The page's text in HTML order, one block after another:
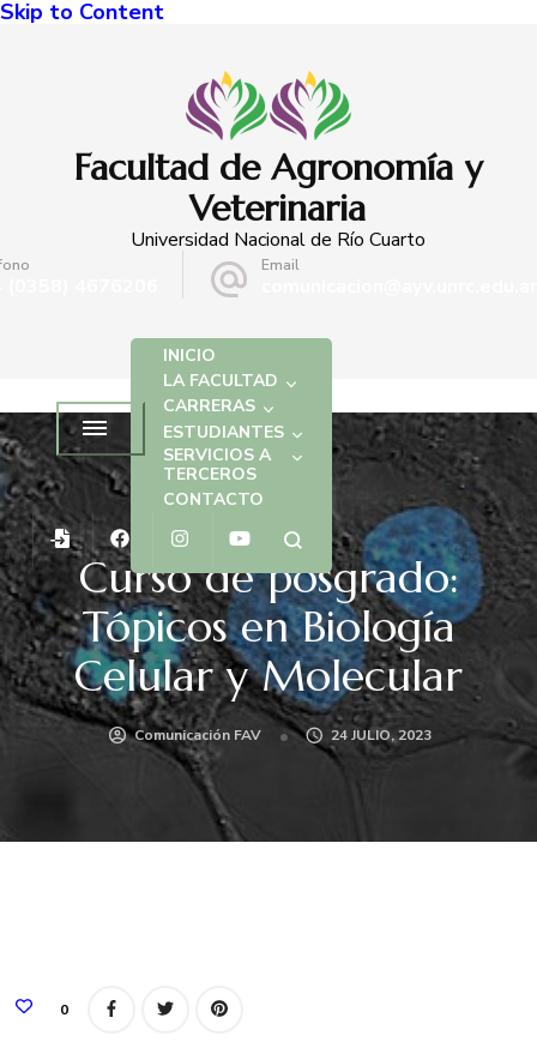
Skip to Content
Facultad de Agronomía y
Veterinaria
Universidad Nacional de Río Cuarto
Email
INICIO
LA FACULTAD
CARRERAS
ESTUDIANTES
SERVICIOS A
TERCEROS
CONTACTO
EVENTOS
Curso de posgrado:
Tópicos en Biología
Celular y Molecular
Comunicación FAV 24 JULIO, 2023
0